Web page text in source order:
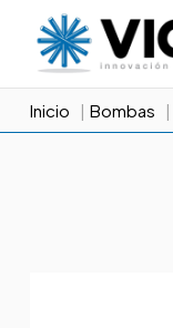
Inicio Bombas